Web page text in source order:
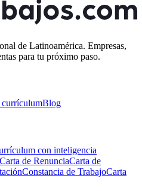
de Latinoamérica. Empresas,
para tu próximo paso.
currículumBlog
con inteligencia
Carta de RenunciaCarta de
Constancia de TrabajoCarta